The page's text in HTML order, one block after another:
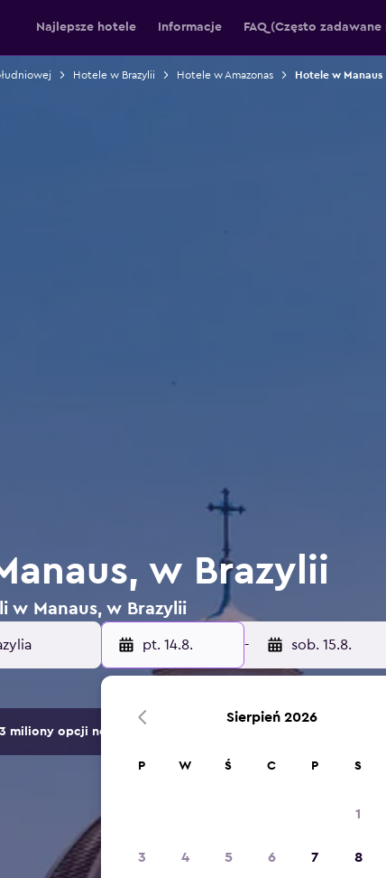
Najlepsze hotele Informacje FAQ (Często
Hotele w Brazylii Hotele w Amazonas Hotele w Manaus
w Brazylii
w Manaus, w Brazylii
pt. 14.8. - sob. 15.8.
miliony opcji noclegów.
Sierpień 2026
P W Ś C P S
1
3 4 5 6 7 8